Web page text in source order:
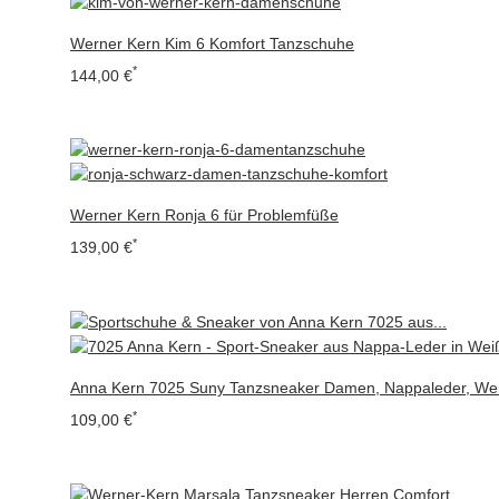
Werner Kern Kim 6 Komfort Tanzschuhe
144,00 €*
Werner Kern Ronja 6 für Problemfüße
139,00 €*
Anna Kern 7025 Suny Tanzsneaker Damen, Nappaleder,
109,00 €*